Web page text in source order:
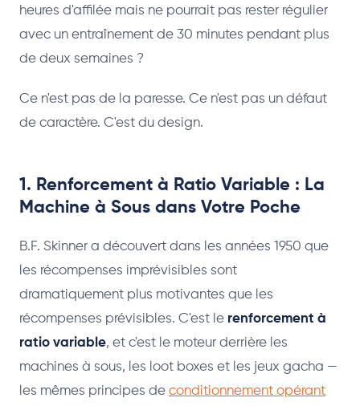
heures d'affilée mais ne pourrait pas rester régulier
avec un entraînement de 30 minutes pendant plus
de deux semaines ?
Ce n'est pas de la paresse. Ce n'est pas un défaut
de caractère. C'est du design.
1. Renforcement à Ratio Variable : La
Machine à Sous dans Votre Poche
B.F. Skinner a découvert dans les années 1950 que
les récompenses imprévisibles sont
dramatiquement plus motivantes que les
récompenses prévisibles. C'est le renforcement à
ratio variable, et c'est le moteur derrière les
machines à sous, les loot boxes et les jeux gacha —
les mêmes principes de conditionnement opérant